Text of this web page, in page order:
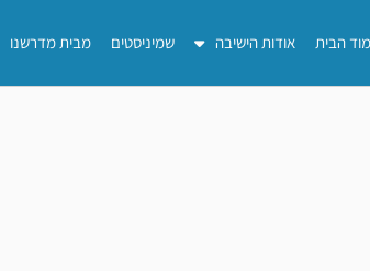
הבית אודות הישיבה שמיניסטים מבית מדרשנו